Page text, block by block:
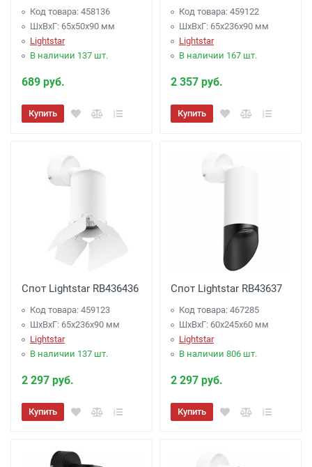
Код товара: 458136
ШхВхГ: 65x50x90 мм
Lightstar
В наличии 137 шт.
689 руб.
Купить
Код товара: 459122
ШхВхГ: 65x236x90 мм
Lightstar
В наличии 167 шт.
2 357 руб.
Купить
Спот Lightstar RB436436
Код товара: 459123
ШхВхГ: 65x236x90 мм
Lightstar
В наличии 137 шт.
2 297 руб.
Купить
Спот Lightstar RB43637
Код товара: 467285
ШхВхГ: 60x245x60 мм
Lightstar
В наличии 806 шт.
2 297 руб.
Купить